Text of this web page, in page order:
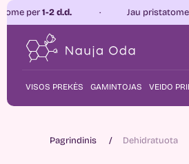
Jau pristatome ir į užsienį!
VISOS PREKĖS GAMINTOJAS VEIDO
Pagrindinis Dehidratuota